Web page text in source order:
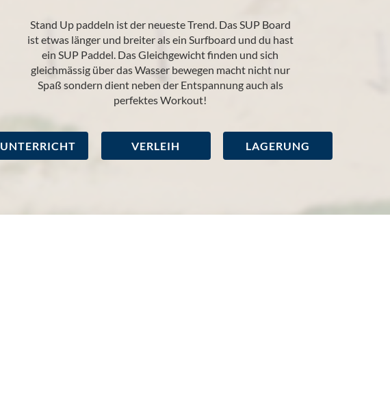
Stand Up paddeln ist der neueste Trend. Das SUP Board
ist etwas länger und breiter als ein Surfboard und du hast
ein SUP Paddel. Das Gleichgewicht finden und sich
gleichmässig über das Wasser bewegen macht nicht nur
Spaß sondern dient neben der Entspannung auch als
perfektes Workout!
UNTERRICHT VERLEIH LAGERUNG